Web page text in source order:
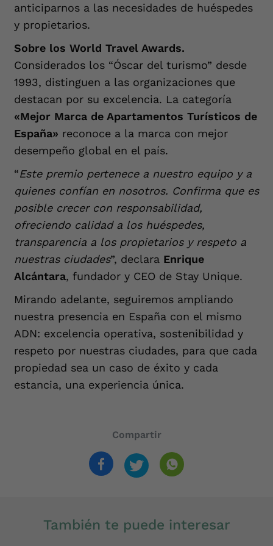
anticiparnos a las necesidades de huéspedes
y propietarios.
Sobre los World Travel Awards.
Considerados los “Óscar del turismo” desde
1993, distinguen a las organizaciones que
destacan por su excelencia. La categoría
«Mejor Marca de Apartamentos Turísticos de
España» reconoce a la marca con mejor
desempeño global en el país.
“Este premio pertenece a nuestro equipo y a
quienes confían en nosotros. Confirma que es
posible crecer con responsabilidad,
ofreciendo calidad a los huéspedes,
transparencia a los propietarios y respeto a
nuestras ciudades”, declara Enrique
Alcántara, fundador y CEO de Stay Unique.
Mirando adelante, seguiremos ampliando
nuestra presencia en España con el mismo
ADN: excelencia operativa, sostenibilidad y
respeto por nuestras ciudades, para que cada
propiedad sea un caso de éxito y cada
estancia, una experiencia única.
Compartir
También te puede interesar